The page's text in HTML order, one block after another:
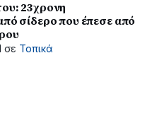
23χρονη
σίδερο που έπεσε από
σε Τοπικά